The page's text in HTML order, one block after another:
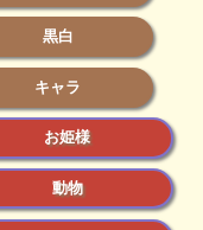
黒白
キャラ
お姫様
動物